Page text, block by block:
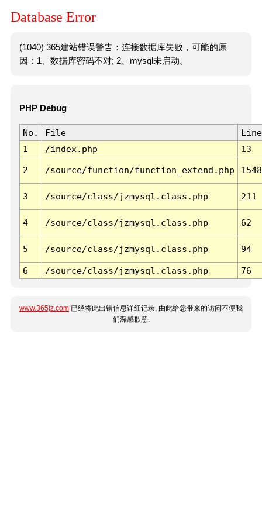
Database Error
(1040) 365建站错误警告：连接数据库失败，可能的原
因：1、数据库密码不对; 2、mysql未启动。
PHP Debug
No. File
Line
1
/index.php 13
2 /source/function/function_extend.php 1548
3 /source/class/jzmysql.class.php 211
4 /source/class/jzmysql.class.php 62
5 /source/class/jzmysql.class.php 94
6 /source/class/jzmysql.class.php 76
www.365jz.com 已经将此出错信息详细记录, 由此给您带来的访问不便我
们深感歉意.